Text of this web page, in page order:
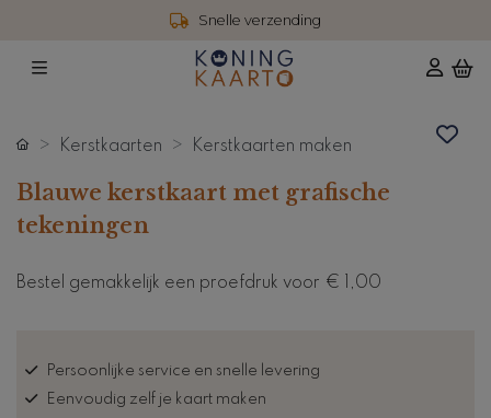
Snelle verzending
Kerstkaarten Kerstkaarten maken
Blauwe kerstkaart met grafische
tekeningen
Bestel gemakkelijk een proefdruk voor € 1,00
Persoonlijke service en snelle levering
Eenvoudig zelf je kaart maken